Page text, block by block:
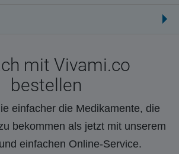
mit Vivami.co
bestellen
einfacher die Medikamente, die
bekommen als jetzt mit unserem
einfachen Online-Service.